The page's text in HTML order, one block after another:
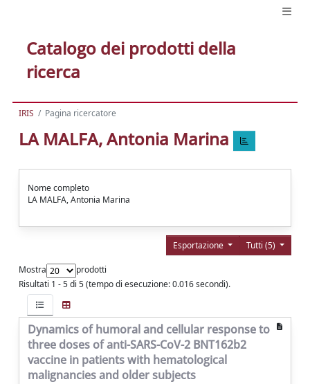
Catalogo dei prodotti della
ricerca
IRIS Pagina ricercatore
LA MALFA, Antonia Marina
Nome completo
LA MALFA, Antonia Marina
Tutti (5)
Esportazione
Mostra
prodotti
Risultati 1 - 5 di 5 (tempo di esecuzione: 0.016 secondi).
Dynamics of humoral and cellular response to
three doses of anti-SARS-CoV-2 BNT162b2
vaccine in patients with hematological
malignancies and older subjects